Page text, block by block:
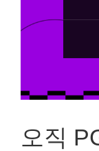
오직